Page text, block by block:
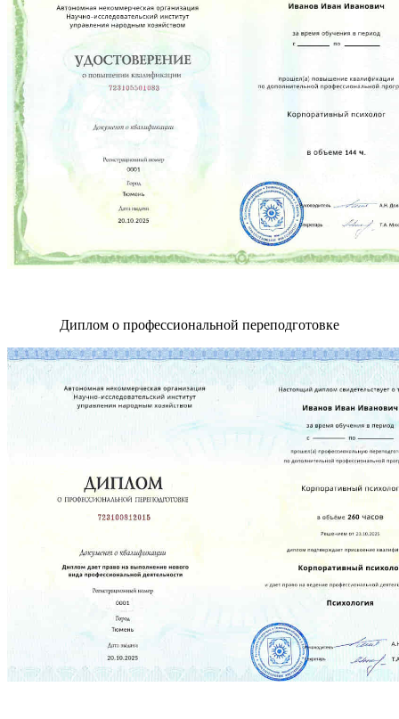
Диплом о профессиональной переподготовке